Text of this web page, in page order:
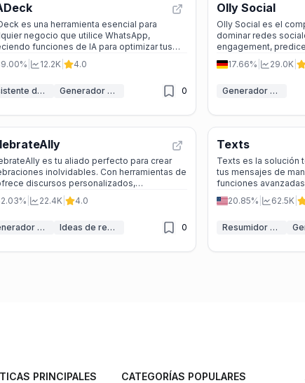
es una herramienta esencial para
negocio que utilice WhatsApp,
funciones de IA para optimizar tus
12.2K 4.0
Asistente de CRM IA Generador de mensajes IA 0
Olly Social
Olly Social es el
dominar redes
engagement,
sin esfuerzo.
17.66% 29.0K
Generador de mensajes IA
es tu aliado perfecto para crear
inolvidables. Con herramientas de
discursos personalizados,
de regalos y planificación de
todo de forma gratuita y segura.
22.4K 4.0
Generador de mensajes IA Ideas de regalo 0
Texts
Texts es la solución
tus mensajes de
funciones
privacidad, Texts es
mantener tu bandeja
20.85% 62.5K
Resumidor de IA
PRINCIPALES CATEGORÍAS POPULARES